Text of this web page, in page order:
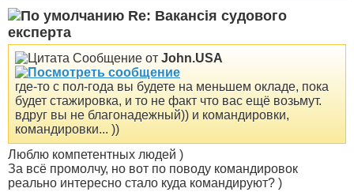
Re: Вакансія судового
експерта
Сообщение от John.USA
где-то с пол-года вы будете на меньшем окладе, пока
будет стажировка, и то не факт что вас ещё возьмут.
вдруг вы не благонадежный)) и командировки,
командировки... ))
Люблю компетентных людей )
За всё промолчу, но вот по поводу командировок
реально интересно стало куда командируют? )